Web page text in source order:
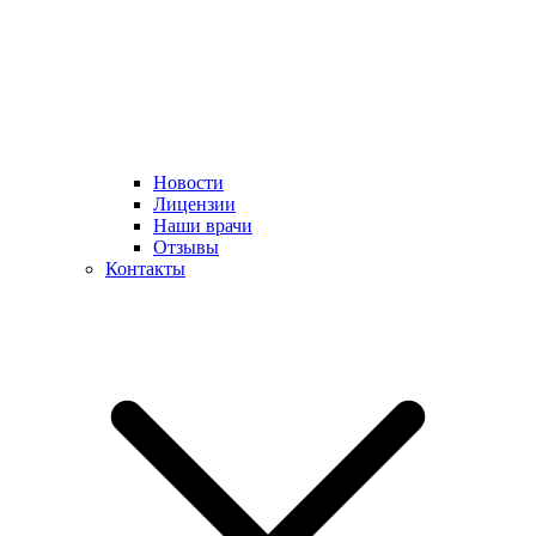
Новости
Лицензии
Наши врачи
Отзывы
Контакты